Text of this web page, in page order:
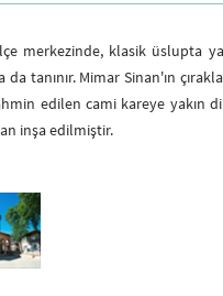
merkezinde, klasik üslupta
da tanınır. Mimar Sinan'ın
edilen cami kareye yakın
inşa edilmiştir.